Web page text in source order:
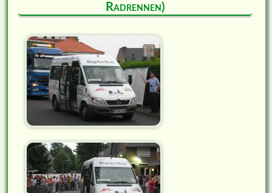
Radrennen)